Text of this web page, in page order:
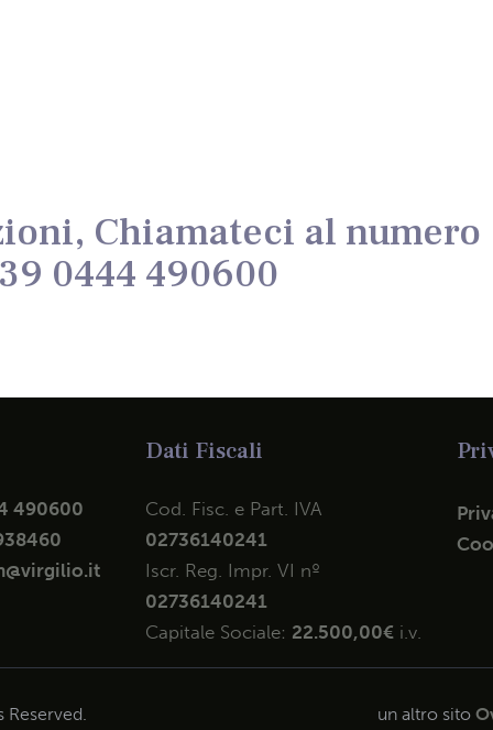
Chiamateci al numero
0444 490600
490600
Dati Fiscali
Cod. Fisc. e Part. IVA
02736140241
Iscr. Reg. Impr. VI nº
02736140241
Capitale Sociale: 22.500,00€ i.v.
Reserved. un altro sito